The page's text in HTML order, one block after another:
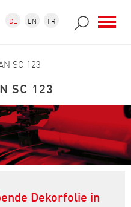
DE EN FR
SC 123
SC 123
Dekorfolie in